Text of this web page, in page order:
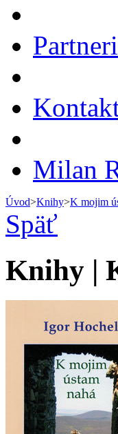
Partneri
Milan
Úvod>Knihy>K mojim
Späť
Knihy |